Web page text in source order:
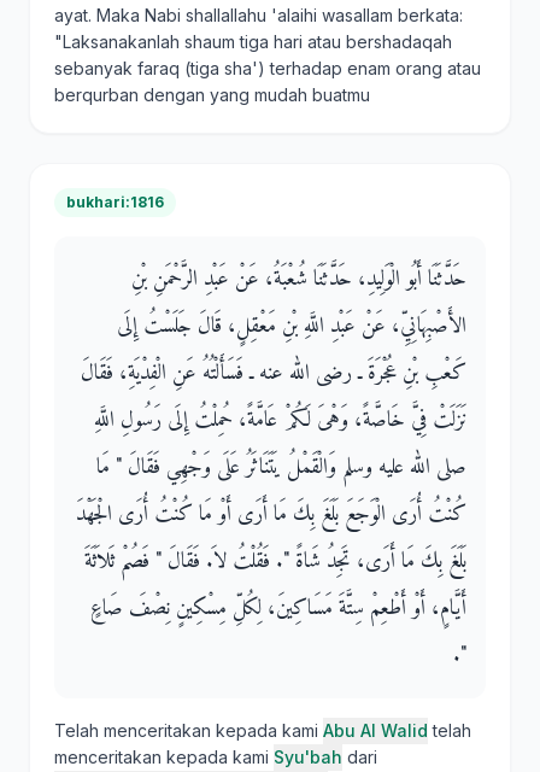
ayat. Maka Nabi shallallahu 'alaihi wasallam berkata:
"Laksanakanlah shaum tiga hari atau bershadaqah
sebanyak faraq (tiga sha') terhadap enam orang atau
berqurban dengan yang mudah buatmu
bukhari:1816
حَدَّثَنَا أَبُو الْوَلِيدِ، حَدَّثَنَا شُعْبَةُ، عَنْ عَبْدِ الرَّحْمَنِ بْنِ
الأَصْبِهَانِيِّ، عَنْ عَبْدِ اللَّهِ بْنِ مَعْقِلٍ، قَالَ جَلَسْتُ إِلَى
كَعْبِ بْنِ عُجْرَةَ ـ رضى الله عنه ـ فَسَأَلْتُهُ عَنِ الْفِدْيَةِ، فَقَالَ
نَزَلَتْ فِيَّ خَاصَّةً، وَهْىَ لَكُمْ عَامَّةً، حُمِلْتُ إِلَى رَسُولِ اللَّهِ
صلى الله عليه وسلم وَالْقَمْلُ يَتَنَاثَرُ عَلَى وَجْهِي فَقَالَ ‏"‏ مَا
كُنْتُ أُرَى الْوَجَعَ بَلَغَ بِكَ مَا أَرَى أَوْ مَا كُنْتُ أُرَى الْجَهْدَ
بَلَغَ بِكَ مَا أَرَى، تَجِدُ شَاةً ‏"‏‏.‏ فَقُلْتُ لاَ‏.‏ فَقَالَ ‏"‏ فَصُمْ ثَلاَثَةَ
أَيَّامٍ، أَوْ أَطْعِمْ سِتَّةَ مَسَاكِينَ، لِكُلِّ مِسْكِينٍ نِصْفَ صَاعٍ
‏"‏‏.‏
Telah menceritakan kepada kami Abu Al Walid telah
menceritakan kepada kami Syu'bah dari